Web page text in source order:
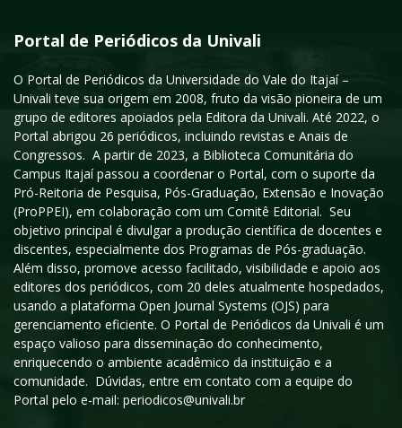
Portal de Periódicos da Univali
O Portal de Periódicos da Universidade do Vale do Itajaí –
Univali teve sua origem em 2008, fruto da visão pioneira de um
grupo de editores apoiados pela Editora da Univali. Até 2022, o
Portal abrigou 26 periódicos, incluindo revistas e Anais de
Congressos. A partir de 2023, a Biblioteca Comunitária do
Campus Itajaí passou a coordenar o Portal, com o suporte da
Pró-Reitoria de Pesquisa, Pós-Graduação, Extensão e Inovação
(ProPPEI), em colaboração com um Comitê Editorial. Seu
objetivo principal é divulgar a produção científica de docentes e
discentes, especialmente dos Programas de Pós-graduação.
Além disso, promove acesso facilitado, visibilidade e apoio aos
editores dos periódicos, com 20 deles atualmente hospedados,
usando a plataforma Open Journal Systems (OJS) para
gerenciamento eficiente. O Portal de Periódicos da Univali é um
espaço valioso para disseminação do conhecimento,
enriquecendo o ambiente acadêmico da instituição e a
comunidade. Dúvidas, entre em contato com a equipe do
Portal pelo e-mail: periodicos@univali.br